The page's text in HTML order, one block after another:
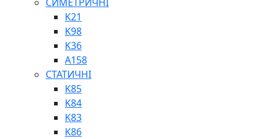
ШАРНІРНІ ПІДШИПНИКИ
ВУХА ГІДРОЦИЛІНДРА
ТРУБИ ХОНІНГОВАНІ
ШТОКИ ХРОМОВАНІ
МАСТИЛЬНЕ ОБЛАДНАННЯ
K21
K98
K36
A158
СТАТИЧНІ
K85
K84
K83
K86